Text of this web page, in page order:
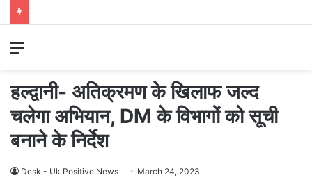
Menu
हल्द्वानी- अतिक्रमण के खिलाफ जल्द
चलेगा अभियान, DM के विभागों को सूची
बनाने के निर्देश
Desk - Uk Positive News March 24, 2023